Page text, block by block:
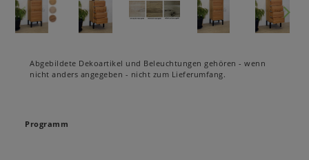
Abgebildete Dekoartikel und Beleuchtungen gehören - wenn
nicht anders angegeben - nicht zum Lieferumfang.
Programm